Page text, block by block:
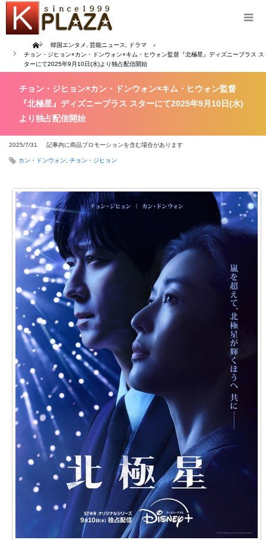
Home 韓国エンタメ 芸能ニュース
ドラマ
チョン・ジヒョン×カン・ドンウォン×キム・ヒウォン監督『北極星』ディズニープラス ス
ターにて2025年9月10日(水)より独占配信開始
チョン・ジヒョン×カン・ドンウォン×キム・ヒウォン監督
『北極星』ディズニープラス スターにて2025年9月10日(水)
より独占配信開始
2025/7/31 記事内に商品プロモーションを含む場合があります
カン・ドンウォン チョン・ジヒョン